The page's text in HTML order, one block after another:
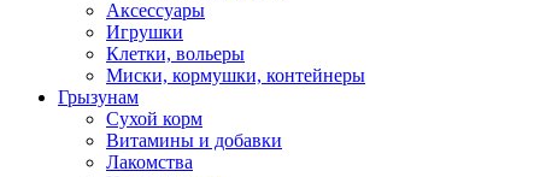
Аксессуары
Игрушки
Клетки, вольеры
Миски, кормушки, контейнеры
Грызунам
Сухой корм
Витамины и добавки
Лакомства